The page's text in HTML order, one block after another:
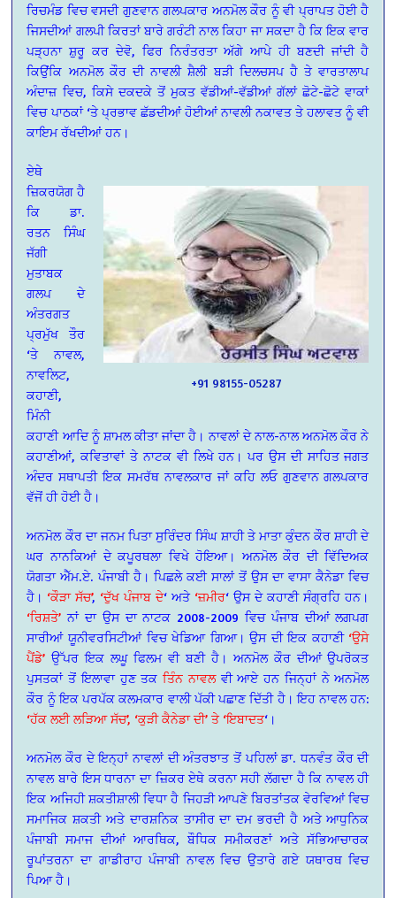
ਰਿਚਮੰਡ ਵਿਚ ਵਸਦੀ ਗੁਣਵਾਨ ਗਲਪਕਾਰ ਅਨਮੋਲ ਕੌਰ ਨੂੰ ਵੀ ਪ੍ਰਾਪਤ ਹੋਈ ਹੈ
ਜਿਸਦੀਆਂ ਗਲਪੀ ਕਿਰਤਾਂ ਬਾਰੇ ਗਰੰਟੀ ਨਾਲ ਕਿਹਾ ਜਾ ਸਕਦਾ ਹੈ ਕਿ ਇਕ ਵਾਰ
ਪੜ੍ਹਨਾ ਸ਼ੁਰੂ ਕਰ ਦੇਵੋ, ਫਿਰ ਨਿਰੰਤਰਤਾ ਅੱਗੇ ਆਪੇ ਹੀ ਬਣਦੀ ਜਾਂਦੀ ਹੈ
ਕਿਉਂਕਿ ਅਨਮੋਲ ਕੌਰ ਦੀ ਨਾਵਲੀ ਸ਼ੈਲੀ ਬੜੀ ਦਿਲਚਸਪ ਹੈ ਤੇ ਵਾਰਤਾਲਾਪ
ਅੰਦਾਜ਼ ਵਿਚ, ਕਿਸੇ ਦਕਦਕੇ ਤੋਂ ਮੁਕਤ ਵੱਡੀਆਂ-ਵੱਡੀਆਂ ਗੱਲਾਂ ਛੋਟੇ-ਛੋਟੇ ਵਾਕਾਂ
ਵਿਚ ਪਾਠਕਾਂ ‘ਤੇ ਪ੍ਰਭਾਵ ਛੱਡਦੀਆਂ ਹੋਈਆਂ ਨਾਵਲੀ ਨਕਾਵਤ ਤੇ ਹਲਾਵਤ ਨੂੰ ਵੀ
ਕਾਇਮ ਰੱਖਦੀਆਂ ਹਨ।
+91 98155-05287
ਏਥੇ
ਜ਼ਿਕਰਯੋਗ ਹੈ
ਕਿ ਡਾ.
ਰਤਨ ਸਿੰਘ
ਜੱਗੀ
ਮੁਤਾਬਕ
ਗਲਪ ਦੇ
ਅੰਤਰਗਤ
ਪ੍ਰਮੁੱਖ ਤੌਰ
‘ਤੇ ਨਾਵਲ,
ਨਾਵਲਿਟ,
ਕਹਾਣੀ,
ਮਿੰਨੀ
ਕਹਾਣੀ ਆਦਿ ਨੂੰ ਸ਼ਾਮਲ ਕੀਤਾ ਜਾਂਦਾ ਹੈ। ਨਾਵਲਾਂ ਦੇ ਨਾਲ-ਨਾਲ ਅਨਮੋਲ ਕੌਰ ਨੇ
ਕਹਾਣੀਆਂ, ਕਵਿਤਾਵਾਂ ਤੇ ਨਾਟਕ ਵੀ ਲਿਖੇ ਹਨ। ਪਰ ਉਸ ਦੀ ਸਾਹਿਤ ਜਗਤ
ਅੰਦਰ ਸਥਾਪਤੀ ਇਕ ਸਮਰੱਥ ਨਾਵਲਕਾਰ ਜਾਂ ਕਹਿ ਲਓ ਗੁਣਵਾਨ ਗਲਪਕਾਰ
ਵੱਜੋਂ ਹੀ ਹੋਈ ਹੈ।
ਅਨਮੋਲ ਕੌਰ ਦਾ ਜਨਮ ਪਿਤਾ ਸੁਰਿੰਦਰ ਸਿੰਘ ਸ਼ਾਹੀ ਤੇ ਮਾਤਾ ਕੁੰਦਨ ਕੌਰ ਸ਼ਾਹੀ ਦੇ
ਘਰ ਨਾਨਕਿਆਂ ਦੇ ਕਪੂਰਥਲਾ ਵਿਖੇ ਹੋਇਆ। ਅਨਮੋਲ ਕੌਰ ਦੀ ਵਿੱਦਿਅਕ
ਯੋਗਤਾ ਐੱਮ.ਏ. ਪੰਜਾਬੀ ਹੈ। ਪਿਛਲੇ ਕਈ ਸਾਲਾਂ ਤੋਂ ਉਸ ਦਾ ਵਾਸਾ ਕੈਨੇਡਾ ਵਿਚ
ਹੈ। ‘ਕੌੜਾ ਸੱਚ’, ‘ਦੁੱਖ ਪੰਜਾਬ ਦੇ‘ ਅਤੇ ‘ਜ਼ਮੀਰ‘ ਉਸ ਦੇ ਕਹਾਣੀ ਸੰਗ੍ਰਹਿ ਹਨ।
‘ਰਿਸ਼ਤੇ’ ਨਾਂ ਦਾ ਉਸ ਦਾ ਨਾਟਕ 2008-2009 ਵਿਚ ਪੰਜਾਬ ਦੀਆਂ ਲਗਪਗ
ਸਾਰੀਆਂ ਯੂਨੀਵਰਸਿਟੀਆਂ ਵਿਚ ਖੇਡਿਆ ਗਿਆ। ਉਸ ਦੀ ਇਕ ਕਹਾਣੀ ‘ਉਸੇ
ਪੈਂਡੇ’ ਉੱਪਰ ਇਕ ਲਘੂ ਫਿਲਮ ਵੀ ਬਣੀ ਹੈ। ਅਨਮੋਲ ਕੌਰ ਦੀਆਂ ਉਪਰੋਕਤ
ਪੁਸਤਕਾਂ ਤੋਂ ਇਲਾਵਾ ਹੁਣ ਤਕ ਤਿੰਨ ਨਾਵਲਵੀ ਆਏ ਹਨ ਜਿਨ੍ਹਾਂ ਨੇ ਅਨਮੋਲ
ਕੌਰ ਨੂੰ ਇਕ ਪਰਪੱਕ ਕਲਮਕਾਰ ਵਾਲੀ ਪੱਕੀ ਪਛਾਣ ਦਿੱਤੀ ਹੈ। ਇਹ ਨਾਵਲ ਹਨ:
‘ਹੱਕ ਲਈ ਲੜਿਆ ਸੱਚ’, ‘ਕੁੜੀ ਕੈਨੇਡਾ ਦੀ’ ਤੇ ‘ਇਬਾਦਤ‘।
ਅਨਮੋਲ ਕੌਰ ਦੇ ਇਨ੍ਹਾਂ ਨਾਵਲਾਂ ਦੀ ਅੰਤਰਝਾਤ ਤੋਂ ਪਹਿਲਾਂ ਡਾ. ਧਨਵੰਤ ਕੌਰ ਦੀ
ਨਾਵਲ ਬਾਰੇ ਇਸ ਧਾਰਨਾ ਦਾ ਜ਼ਿਕਰ ਏਥੇ ਕਰਨਾ ਸਹੀ ਲੱਗਦਾ ਹੈ ਕਿ ਨਾਵਲ ਹੀ
ਇਕ ਅਜਿਹੀ ਸ਼ਕਤੀਸ਼ਾਲੀ ਵਿਧਾ ਹੈ ਜਿਹੜੀ ਆਪਣੇ ਬਿਰਤਾਂਤਕ ਵੇਰਵਿਆਂ ਵਿਚ
ਸਮਾਜਿਕ ਸ਼ਕਤੀ ਅਤੇ ਦਾਰਸ਼ਨਿਕ ਤਾਸੀਰ ਦਾ ਦਮ ਭਰਦੀ ਹੈ ਅਤੇ ਆਧੁਨਿਕ
ਪੰਜਾਬੀ ਸਮਾਜ ਦੀਆਂ ਆਰਥਿਕ, ਬੌਧਿਕ ਸਮੀਕਰਣਾਂ ਅਤੇ ਸੱਭਿਆਚਾਰਕ
ਰੂਪਾਂਤਰਨਾ ਦਾ ਗਾਡੀਰਾਹ ਪੰਜਾਬੀ ਨਾਵਲ ਵਿਚ ਉਤਾਰੇ ਗਏ ਯਥਾਰਥ ਵਿਚ
ਪਿਆ ਹੈ।